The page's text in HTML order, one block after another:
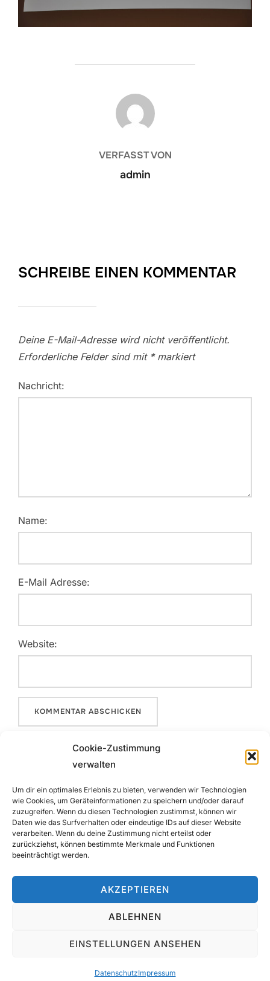
Cookie-Zustimmung
verwalten
Um dir ein optimales Erlebnis zu bieten, verwenden wir Technologien
wie Cookies, um Geräteinformationen zu speichern und/oder darauf
zuzugreifen. Wenn du diesen Technologien zustimmst, können wir
Daten wie das Surfverhalten oder eindeutige IDs auf dieser Website
verarbeiten. Wenn du deine Zustimmung nicht erteilst oder
zurückziehst, können bestimmte Merkmale und Funktionen
beeinträchtigt werden.
AKZEPTIEREN
ABLEHNEN
EINSTELLUNGEN ANSEHEN
DatenschutzImpressum
BEITRAGSAUTOR
VERFASST VON
admin
SCHREIBE EINEN KOMMENTAR
Deine E-Mail-Adresse wird nicht veröffentlicht.
Erforderliche Felder sind mit *markiert
Nachricht:
Name:
E-Mail Adresse:
Website:
Beitrags-
Navigation
Previous
Previous
Gesamtschule – Eine gute Schule
Osnabrück-Emsland